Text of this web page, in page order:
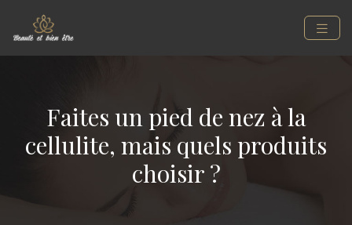
Faites un pied de nez à la
cellulite, mais quels produits
choisir ?